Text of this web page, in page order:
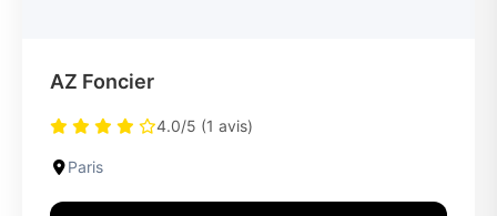
AZ Foncier
4.0/5 (1 avis)
Paris